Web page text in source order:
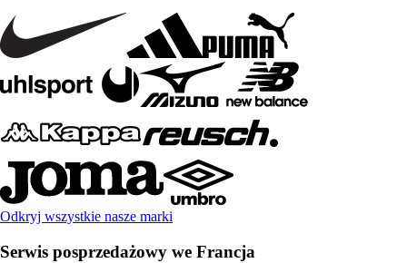
Odkryj wszystkie nasze marki
Serwis posprzedażowy we Francja